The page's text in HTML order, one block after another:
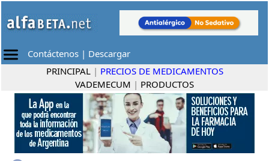
Contáctenos | Descargar
PRINCIPAL | PRECIOS DE MEDICAMENTOS
VADEMECUM | PRODUCTOS